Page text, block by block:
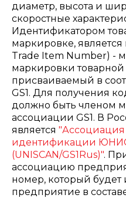
диаметр, высота и
скоростные
Идентификатором
маркировке, является
Trade Item Number) -
маркировки
присваиваемый в
GS1. Для получения
должно быть членом
ассоциации GS1. В
является "Ассоциация
идентификации
(UNISCAN/GS1Rus)".
ассоциацию
номер, который
предприятие в